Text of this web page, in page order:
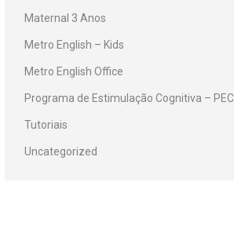
Maternal 3 Anos
Metro English – Kids
Metro English Office
Programa de Estimulação Cognitiva – PEC
Tutoriais
Uncategorized